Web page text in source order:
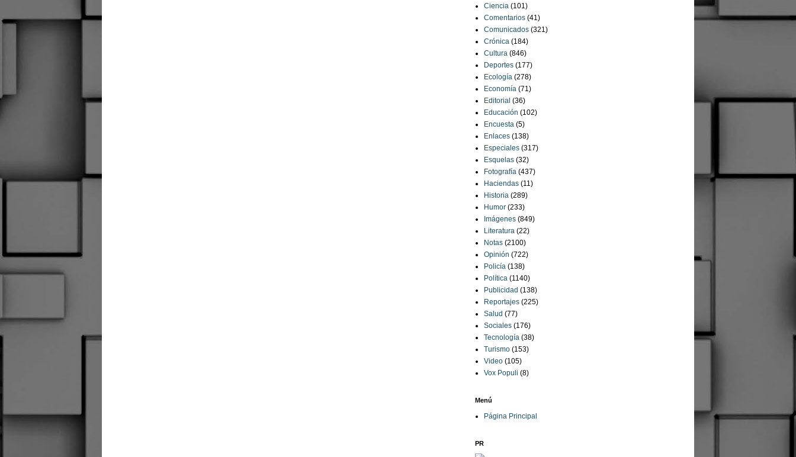
Ciencia (101)
Comentarios (41)
Comunicados (321)
Crónica (184)
Cultura (846)
Deportes (177)
Ecología (278)
Economía (71)
Editorial (36)
Educación (102)
Encuesta (5)
Enlaces (138)
Especiales (317)
Esquelas (32)
Fotografía (437)
Haciendas (11)
Historia (289)
Humor (233)
Imágenes (849)
Literatura (22)
Notas (2100)
Opinión (722)
Policía (138)
Política (1140)
Publicidad (138)
Reportajes (225)
Salud (77)
Sociales (176)
Tecnología (38)
Turismo (153)
Video (105)
Vox Populi (8)
Menú
Página Principal
PR